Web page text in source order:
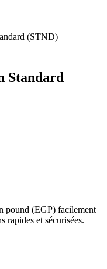
(STND)
Standard
pound (EGP) facilement
rapides et sécurisées.